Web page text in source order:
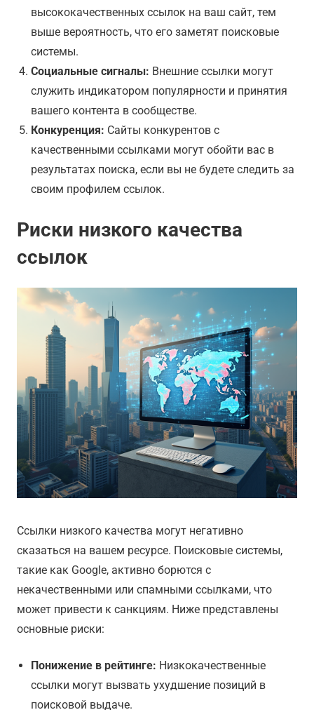
высококачественных ссылок на ваш сайт, тем
выше вероятность, что его заметят поисковые
системы.
Социальные сигналы: Внешние ссылки могут
служить индикатором популярности и принятия
вашего контента в сообществе.
Конкуренция: Сайты конкурентов с
качественными ссылками могут обойти вас в
результатах поиска, если вы не будете следить за
своим профилем ссылок.
Риски низкого качества
ссылок
Ссылки низкого качества могут негативно
сказаться на вашем ресурсе. Поисковые системы,
такие как Google, активно борются с
некачественными или спамными ссылками, что
может привести к санкциям. Ниже представлены
основные риски:
Понижение в рейтинге: Низкокачественные
ссылки могут вызвать ухудшение позиций в
поисковой выдаче.